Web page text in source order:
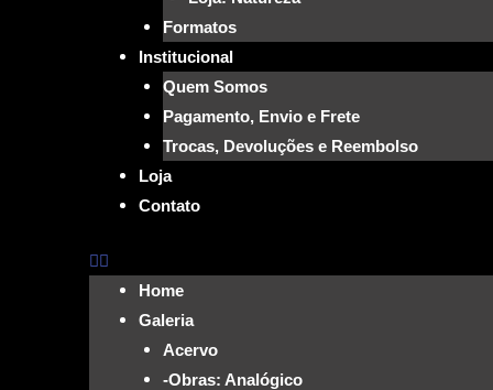
Formatos
Institucional
Quem Somos
Pagamento, Envio e Frete
Trocas, Devoluções e Reembolso
Loja
Contato
Home
Galeria
Acervo
-Obras: Analógico